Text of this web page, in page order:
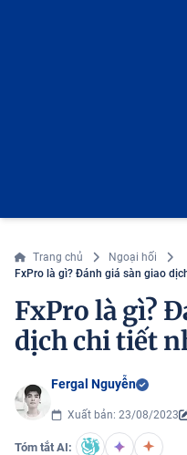
Trang chủ
Ngoại hối
FxPro là gì? Đánh giá sàn giao
FxPro là gì?
dịch chi tiết
Fergal Nguyễn
Xuất bản: 23/08/2023
Tóm tắt AI: